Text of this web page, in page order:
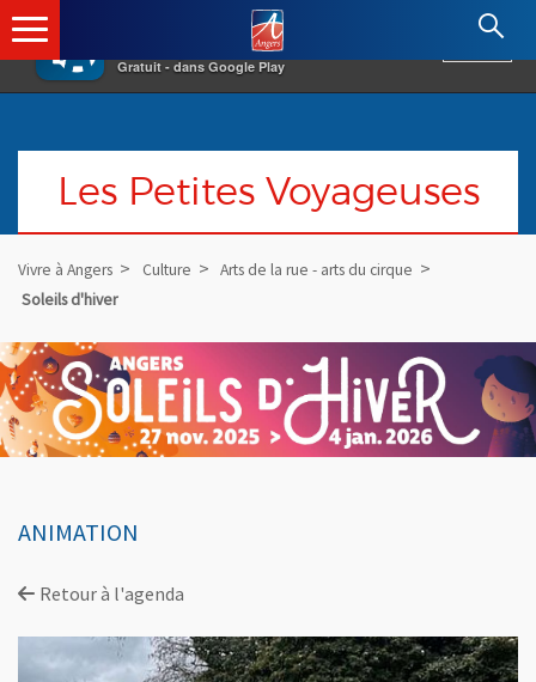
×
Gratuit - dans Google Play
Angers.fr : Retour à l'accueil
Les Petites Voyageuses
Vivre à Angers Culture
Arts de la rue - arts du cirque
Soleils d'hiver
ANIMATION
Retour à l'agenda